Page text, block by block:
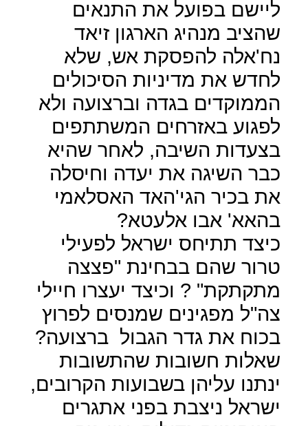
ליישם בפועל את התנאים
שהציב מנהיג הארגון זיאד
נח'אלה להפסקת אש, שלא
לחדש את מדיניות הסיכולים
הממוקדים בגדה וברצועה ולא
לפגוע באזרחים המשתתפים
בצעדות השיבה, לאחר שהיא
כבר השיגה את יעדה וחיסלה
את בכיר הגי'האד האסלאמי
בהאא' אבו אלעטא?
כיצד תתיחס ישראל לפעילי
טרור שהם בבחינת "פצצה
מתקתקת" ? וכיצד יעצרו חיילי
צה"ל מפגינים שמנסים לפרוץ
בכוח את גדר הגבול ברצועה?
שאלות חשובות שהתשובות
ינתנו עליהן בשבועות הקרובים,
ישראל ניצבת בפני אתגרים